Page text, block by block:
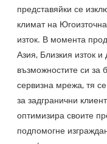
представяйки се
климат на
изток. В момента
Азия, Близкия изток
възможностите си за
сервизна мрежа, тя
за задгранични
оптимизира своите
подпомогне